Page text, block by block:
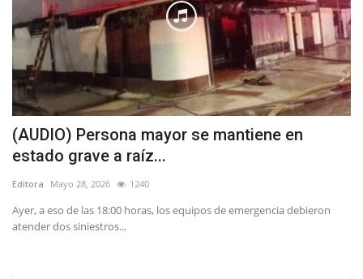
(AUDIO) Persona mayor se mantiene en
estado grave a raíz...
Editora Mayo 28, 2026 1240
Ayer, a eso de las 18:00 horas, los equipos de emergencia debieron
atender dos siniestros...